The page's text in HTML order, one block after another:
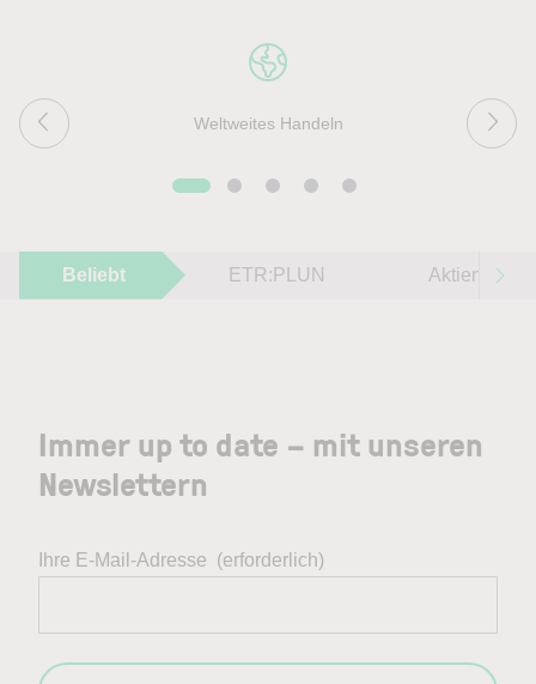
Weltweites Handeln
Beliebt ETR:PLUN Aktien im
Immer up to date – mit unseren
Newslettern
Ihre E-Mail-Adresse (erforderlich)